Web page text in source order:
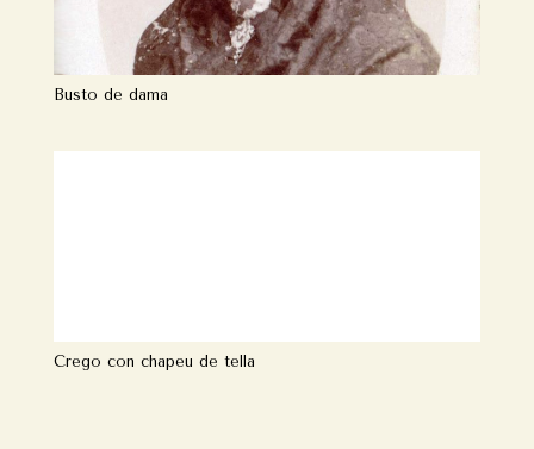
Busto de dama
Crego con chapeu de tella